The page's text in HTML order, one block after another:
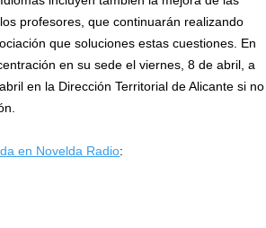
profesores, que continuarán realizando
que soluciones estas cuestiones. En
en su sede el viernes, 8 de abril, a
en la Dirección Territorial de Alicante si no
en Novelda Radio: